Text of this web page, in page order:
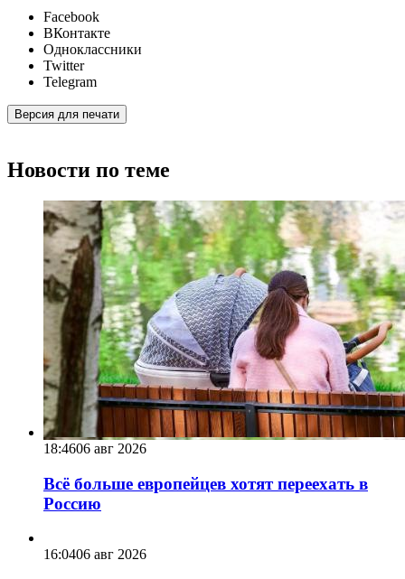
Facebook
ВКонтакте
Одноклассники
Twitter
Telegram
Версия для печати
Новости по теме
18:4606 авг 2026
Всё больше европейцев хотят переехать в
Россию
16:0406 авг 2026